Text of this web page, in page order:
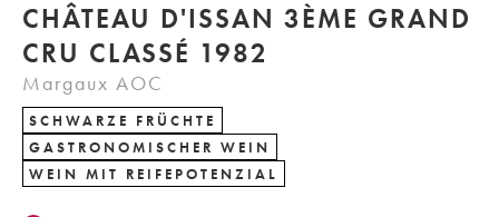
CHÂTEAU D'ISSAN 3ÈME GRAND
CRU CLASSÉ 1982
Margaux AOC
SCHWARZE FRÜCHTE
GASTRONOMISCHER WEIN
WEIN MIT REIFEPOTENZIAL